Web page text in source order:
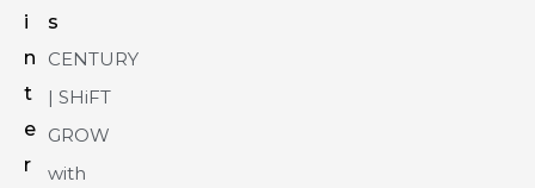
i
n
t
e
r
s
CENTURY
| SHiFT
GROW
with